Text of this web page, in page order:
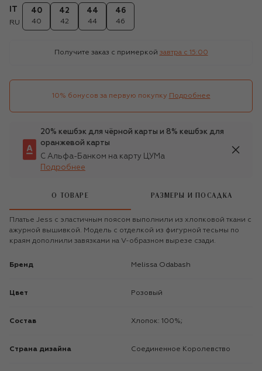
RU
40
40
42
42
44
44
46
46
Получите заказ с примеркой завтра c 15:00
10% бонусов за первую покупку Подробнее
20% кешбэк для чёрной карты и 8% кешбэк для
оранжевой карты
С Альфа-Банком на карту ЦУМа
Подробнее
О ТОВАРЕ РАЗМЕРЫ И ПОСАДКА
Платье Jess с эластичным поясом выполнили из хлопковой ткани с
ажурной вышивкой. Модель с отделкой из фигурной тесьмы по
краям дополнили завязками на V-образном вырезе сзади.
Бренд Melissa Odabash
Цвет Розовый
Состав Хлопок: 100%;
Страна дизайна Соединенное Королевство